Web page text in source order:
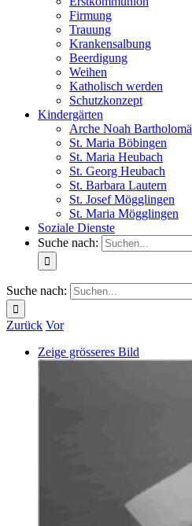
Firmung
Trauung
Krankensalbung
Beerdigung
Weihen
Katholisch werden
Schutzkonzept
Kindergärten
Arche Noah Bartholomä
St. Maria Böbingen
St. Maria Heubach
St. Georg Heubach
St. Barbara Lautern
St. Josef Mögglingen
St. Maria Mögglingen
Soziale Dienste
Suche nach:
Suche nach:
Zurück Vor
Zeige grösseres Bild